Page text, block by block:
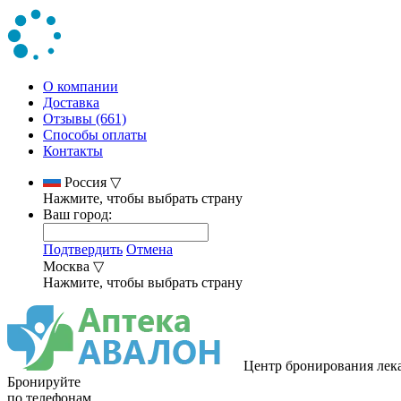
О компании
Доставка
Отзывы (661)
Способы оплаты
Контакты
Россия ▽
Нажмите, чтобы выбрать страну
Ваш город:
Подтвердить Отмена
Москва ▽
Нажмите, чтобы выбрать страну
Центр бронирования
Бронируйте
по телефонам